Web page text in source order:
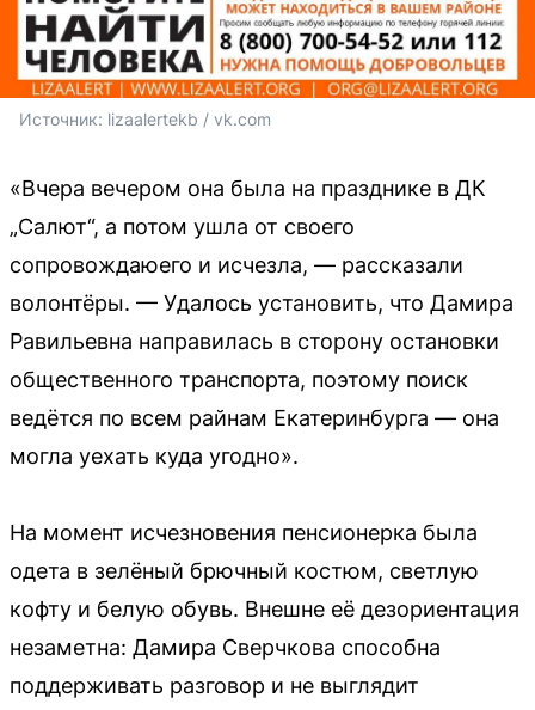
Источник: lizaalertekb / vk.com
«Вчера вечером она была на празднике в ДК
„Салют“, а потом ушла от своего
сопровождаюего и исчезла, — рассказали
волонтёры. — Удалось установить, что Дамира
Равильевна направилась в сторону остановки
общественного транспорта, поэтому поиск
ведётся по всем райнам Екатеринбурга — она
могла уехать куда угодно».
На момент исчезновения пенсионерка была
одета в зелёный брючный костюм, светлую
кофту и белую обувь. Внешне её дезориентация
незаметна: Дамира Сверчкова способна
поддерживать разговор и не выглядит